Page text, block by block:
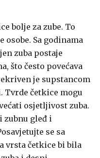
bolje za zube. To
osobe. Sa godinama
zuba postaje
što često povećava
je supstancom
Tvrde četkice mogu
osjetljivost zuba.
zubnu gleđ i
se sa
vrsta četkice bi bila